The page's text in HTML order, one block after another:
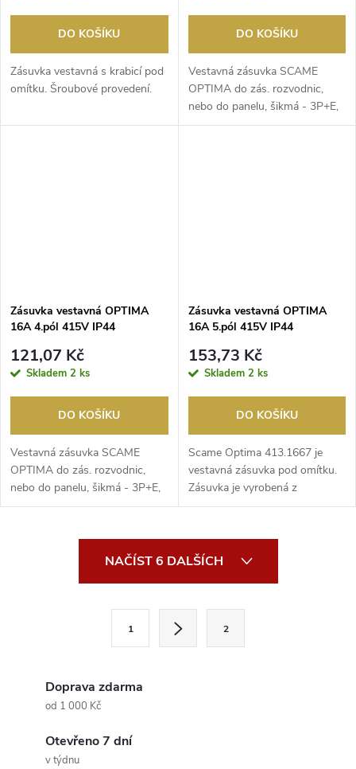
DO KOŠÍKU
Zásuvka vestavná s krabicí pod
omítku. Šroubové provedení.
DO KOŠÍKU
Vestavná zásuvka SCAME
OPTIMA do zás. rozvodnic,
nebo do panelu, šikmá - 3P+E,
32A, 6h/380-415V (400...
Zásuvka vestavná OPTIMA
16A 4.pól 415V IP44
121,07 Kč
Skladem 2 ks
DO KOŠÍKU
Vestavná zásuvka SCAME
OPTIMA do zás. rozvodnic,
nebo do panelu, šikmá - 3P+E,
16A, 6h/380-415V (400...
Zásuvka vestavná OPTIMA
16A 5.pól 415V IP44
153,73 Kč
Skladem 2 ks
DO KOŠÍKU
Scame Optima 413.1667 je
vestavná zásuvka pod omítku.
Zásuvka je vyrobená z
odolného plastu.
NAČÍST 6 DALŠÍCH
1 2
Doprava zdarma
od 1 000 Kč
Otevřeno 7 dní
v týdnu